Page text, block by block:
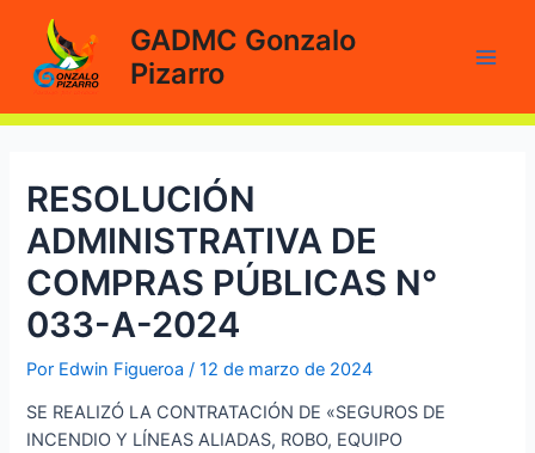
contenido
GADMC Gonzalo
Pizarro
RESOLUCIÓN
ADMINISTRATIVA DE
COMPRAS PÚBLICAS N°
033-A-2024
Por Edwin Figueroa/12 de marzo de 2024
SE REALIZÓ LA CONTRATACIÓN DE «SEGUROS DE
INCENDIO Y LÍNEAS ALIADAS, ROBO, EQUIPO